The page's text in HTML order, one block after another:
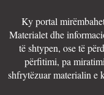
Ky portal
Materialet dhe
të shtypen, ose të
përfitimi, pa
shfrytëzuar materialin e